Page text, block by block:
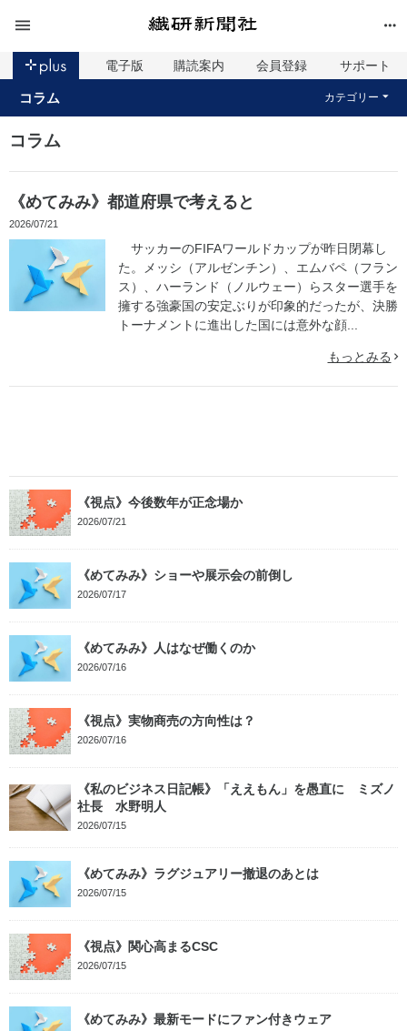
電子版 購読案内 会員登録 サポート
コラム カテゴリー
コラム
《めてみみ》都道府県で考えると
2026/07/21
サッカーのFIFAワールドカップが昨日閉幕し
た。メッシ（アルゼンチン）、エムバペ（フラン
ス）、ハーランド（ノルウェー）らスター選手を
擁する強豪国の安定ぶりが印象的だったが、決勝
トーナメントに進出した国には意外な顔...
もっとみる
《視点》今後数年が正念場か
2026/07/21
《めてみみ》ショーや展示会の前倒し
2026/07/17
《めてみみ》人はなぜ働くのか
2026/07/16
《視点》実物商売の方向性は？
2026/07/16
《私のビジネス日記帳》「ええもん」を愚直に ミズノ
社長 水野明人
2026/07/15
《めてみみ》ラグジュアリー撤退のあとは
2026/07/15
《視点》関心高まるCSC
2026/07/15
《めてみみ》最新モードにファン付きウェア